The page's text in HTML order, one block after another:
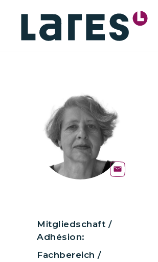
Mitgliedschaft /
Adhésion:
Fachbereich /